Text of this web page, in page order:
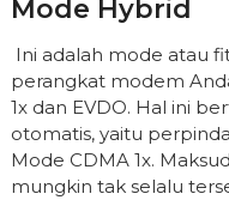
Mode Hybrid
Ini adalah mode atau
perangkat modem
1x dan EVDO. Hal ini
otomatis, yaitu
Mode CDMA 1x.
mungkin tak selalu